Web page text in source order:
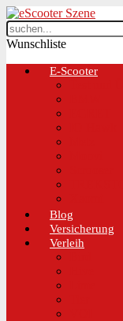
Wunschliste
E-Scooter
Blog
Versicherung
Verleih